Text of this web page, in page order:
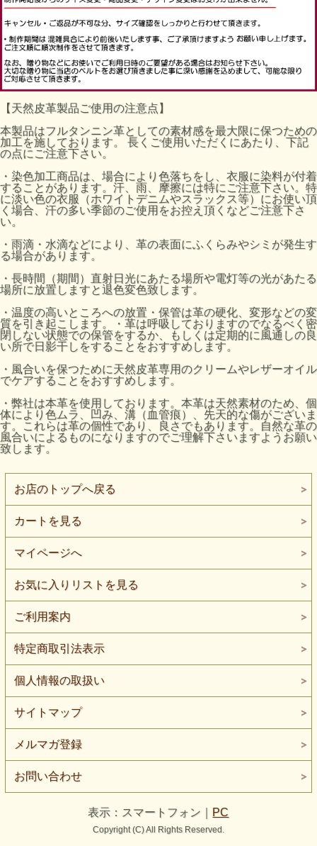
【天然皮革製品ご使用の注意点】
本製品はフルタンニン革としての素材感を最大限に保つための
加工を施しております。 長くご使用いただくにあたり、下記
の点にご注意下さい。
・染色加工商品は、場合により色落ちをし、衣服に染料が付着
することがあります。汗、雨、摩擦には特にご注意下さい。特
に淡い色の衣服（ホワイトデニムやスラックス等）にお使い頂
く場合、汗の多い季節のご使用をお控え頂くなどご注意下さ
い。
・雨滴・水滴などにより、革の表面にふくらみやシミが発生す
る場合があります。
・長時間（期間）直射日光にあたる場所や電灯等の光があたる
場所に放置しますと退色変色致します。
・温度の高いところへの放置・保管は革の硬化、変形などの変
質を引き起こします。・革は呼吸しておりますのでなるべく密
閉しない状態での保管をするか、もしくは定期的に風通しの良
い所で日影干しをすることをおすすめします。
・風合いを保つために天然皮革専用のクリームやレザーオイル
でケアすることをおすすめします。
・弊社は本革を使用しております。本革は天然素材のため、個
体により色ムラ、凹み、溝（血管痕）、先天的な傷がございま
す。これらは革の個性であり、良さでもあります。自然な革の
風合いによるものになりますのでご理解下さいますようお願い
致します。
お店のトップへ戻る
カートを見る
マイページへ
お気に入りリストを見る
ご利用案内
特定商取引法表示
個人情報の取扱い
サイトマップ
メルマガ登録
お問い合わせ
表示：スマートフォン｜ PC
Copyright (C) All Rights Reserved.